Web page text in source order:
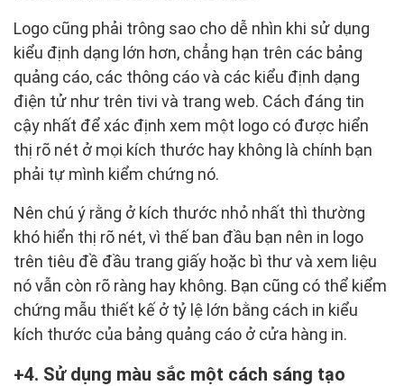
Logo cũng phải trông sao cho dễ nhìn khi sử dụng
kiểu định dạng lớn hơn, chẳng hạn trên các bảng
quảng cáo, các thông cáo và các kiểu định dạng
điện tử như trên tivi và trang web. Cách đáng tin
cậy nhất để xác định xem một logo có được hiển
thị rõ nét ở mọi kích thước hay không là chính bạn
phải tự mình kiểm chứng nó.
Nên chú ý rằng ở kích thước nhỏ nhất thì thường
khó hiển thị rõ nét, vì thế ban đầu bạn nên in logo
trên tiêu đề đầu trang giấy hoặc bì thư và xem liệu
nó vẫn còn rõ ràng hay không. Bạn cũng có thể kiểm
chứng mẫu thiết kế ở tỷ lệ lớn bằng cách in kiểu
kích thước của bảng quảng cáo ở cửa hàng in.
4. Sử dụng màu sắc một cách sáng tạo